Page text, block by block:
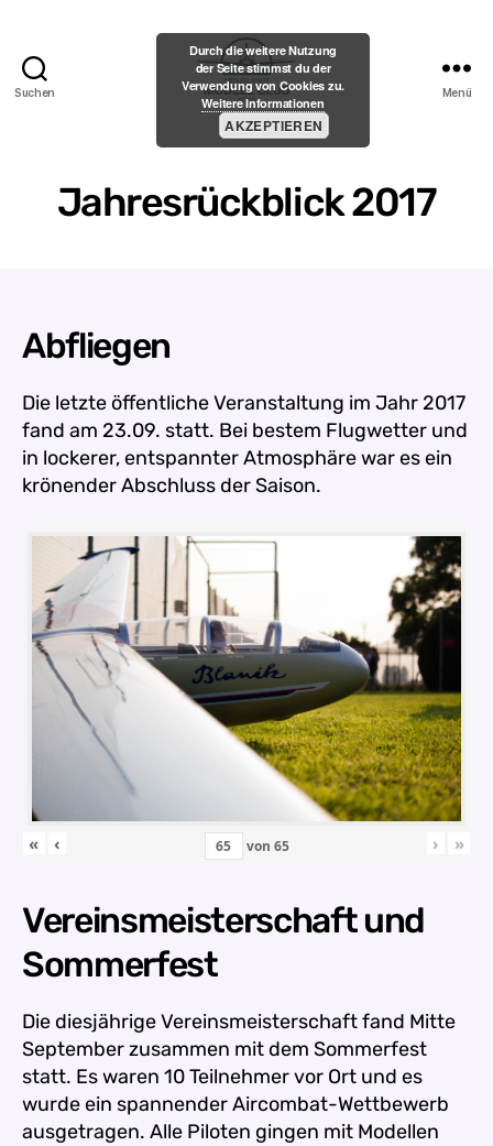
Suchen
Menzelener-
Modell-
e.V.
Menü
Jahresrückblick 2017
Abfliegen
Die letzte öffentliche Veranstaltung im Jahr 2017
fand am 23.09. statt. Bei bestem Flugwetter und
in lockerer, entspannter Atmosphäre war es ein
krönender Abschluss der Saison.
« ‹ von 65 › »
Vereinsmeisterschaft und
Sommerfest
Die diesjährige Vereinsmeisterschaft fand Mitte
September zusammen mit dem Sommerfest
statt. Es waren 10 Teilnehmer vor Ort und es
wurde ein spannender Aircombat-Wettbewerb
ausgetragen. Alle Piloten gingen mit Modellen
Durch die weitere Nutzung
der Seite stimmst du der
Verwendung von Cookies zu.
Weitere Informationen
AKZEPTIEREN